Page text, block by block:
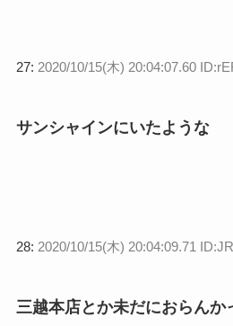
27: 2020/10/15(木) 20:04:07.60
サンシャインにいたような
28: 2020/10/15(木) 20:04:09.71
三越本店とか未だにおらんか